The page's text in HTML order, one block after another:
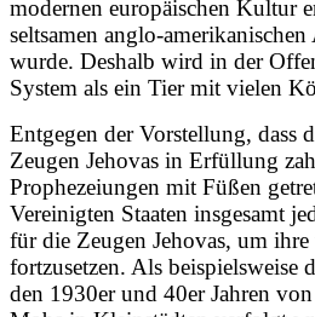
modernen europäischen Kultur
seltsamen anglo-
wurde. Deshalb wird in der
System als ein Tier mit vielen
Entgegen der Vorstellung, dass
Zeugen Jehovas in Erfüllung
Prophezeiungen mit Füßen
Vereinigten Staaten insgesamt
für die Zeugen Jehovas, um
fortzusetzen. Als beispielsweise
den 1930er und 40er Jahren